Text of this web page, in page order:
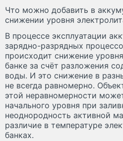
Что можно добавить в
снижении уровня
В процессе эксплуатации
зарядно-разрядных
происходит снижение
банке за счёт разложения
воды. И это снижение в
не всегда равномерно.
этой неравномерности
начального уровня при
неоднородность активной
различие в температуре
банках.